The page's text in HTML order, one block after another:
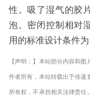
性。吸了湿气的胶
泡。密闭控制相对
用的标准设计条件
【声明：】本站部分内容和
作者所有，本站转载出于传递
所有权，不承担相关法律责任